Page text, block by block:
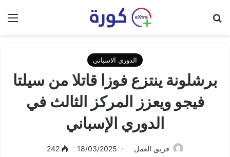
الدوري الاسباني
برشلونة ينتزع فوزا قاتلا من سيلتا
فيجو ويعزز المركز الثالث في
الدوري الإسباني
فريق العمل 18/03/2025
242